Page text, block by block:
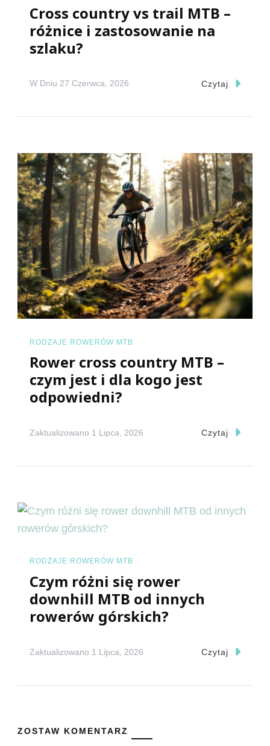
Cross country vs trail MTB –
różnice i zastosowanie na
szlaku?
W Dniu 27 Czerwca, 2026 Czytaj
RODZAJE ROWERÓW MTB
Rower cross country MTB –
czym jest i dla kogo jest
odpowiedni?
Zaktualizowano 1 Lipca, 2026 Czytaj
RODZAJE ROWERÓW MTB
Czym różni się rower
downhill MTB od innych
rowerów górskich?
Zaktualizowano 1 Lipca, 2026 Czytaj
ZOSTAW KOMENTARZ